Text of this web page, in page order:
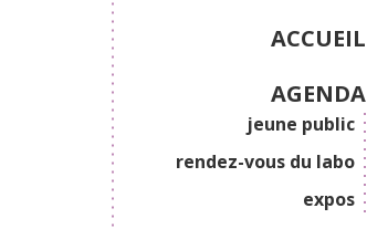
ACCUEIL
AGENDA
jeune public
rendez-vous du labo
expos